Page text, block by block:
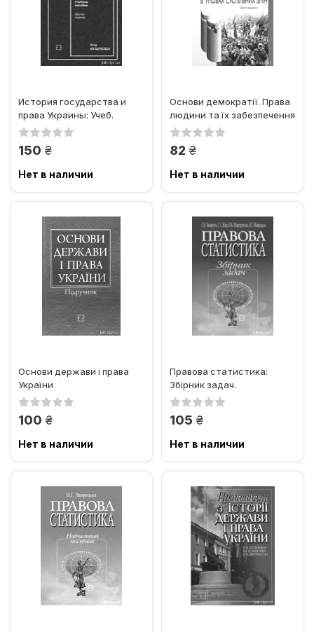
История государства и
права Украины: Учеб.
пособие
150 грн.
Нет в наличии
Основи демократії. Права
людини та їх забезпечення
в умовах суспільних змін
82 грн.
Нет в наличии
Основи держави і права
України
100 грн.
Нет в наличии
Правова статистика:
Збірник задач.
105 грн.
Нет в наличии